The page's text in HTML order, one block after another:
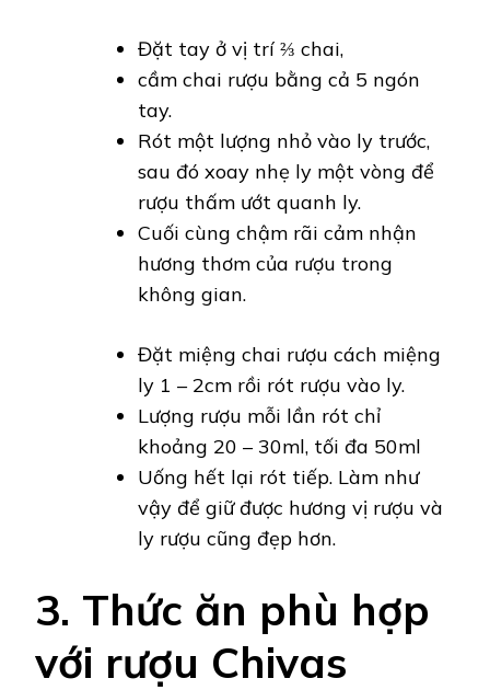
Đặt tay ở vị trí ⅔ chai,
cầm chai rượu bằng cả 5 ngón
tay.
Rót một lượng nhỏ vào ly trước,
sau đó xoay nhẹ ly một vòng để
rượu thấm ướt quanh ly.
Cuối cùng chậm rãi cảm nhận
hương thơm của rượu trong
không gian.
Đặt miệng chai rượu cách miệng
ly 1 – 2cm rồi rót rượu vào ly.
Lượng rượu mỗi lần rót chỉ
khoảng 20 – 30ml, tối đa 50ml
Uống hết lại rót tiếp. Làm như
vậy để giữ được hương vị rượu và
ly rượu cũng đẹp hơn.
3. Thức ăn phù hợp
với rượu Chivas